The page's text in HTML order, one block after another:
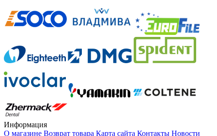
Информация
О магазине Возврат товара Карта сайта Контакты Новости